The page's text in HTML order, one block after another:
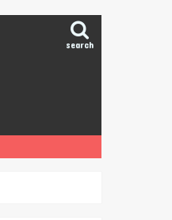
search